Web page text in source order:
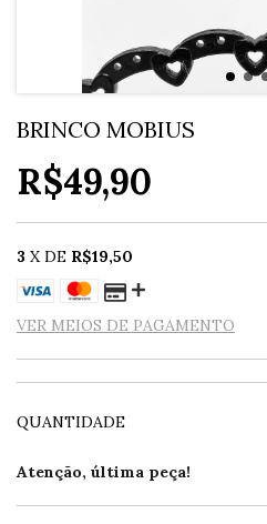
BRINCO MOBIUS
R$49,90
3 X DE R$19,50
VER MEIOS DE PAGAMENTO
QUANTIDADE
Atenção, última peça!